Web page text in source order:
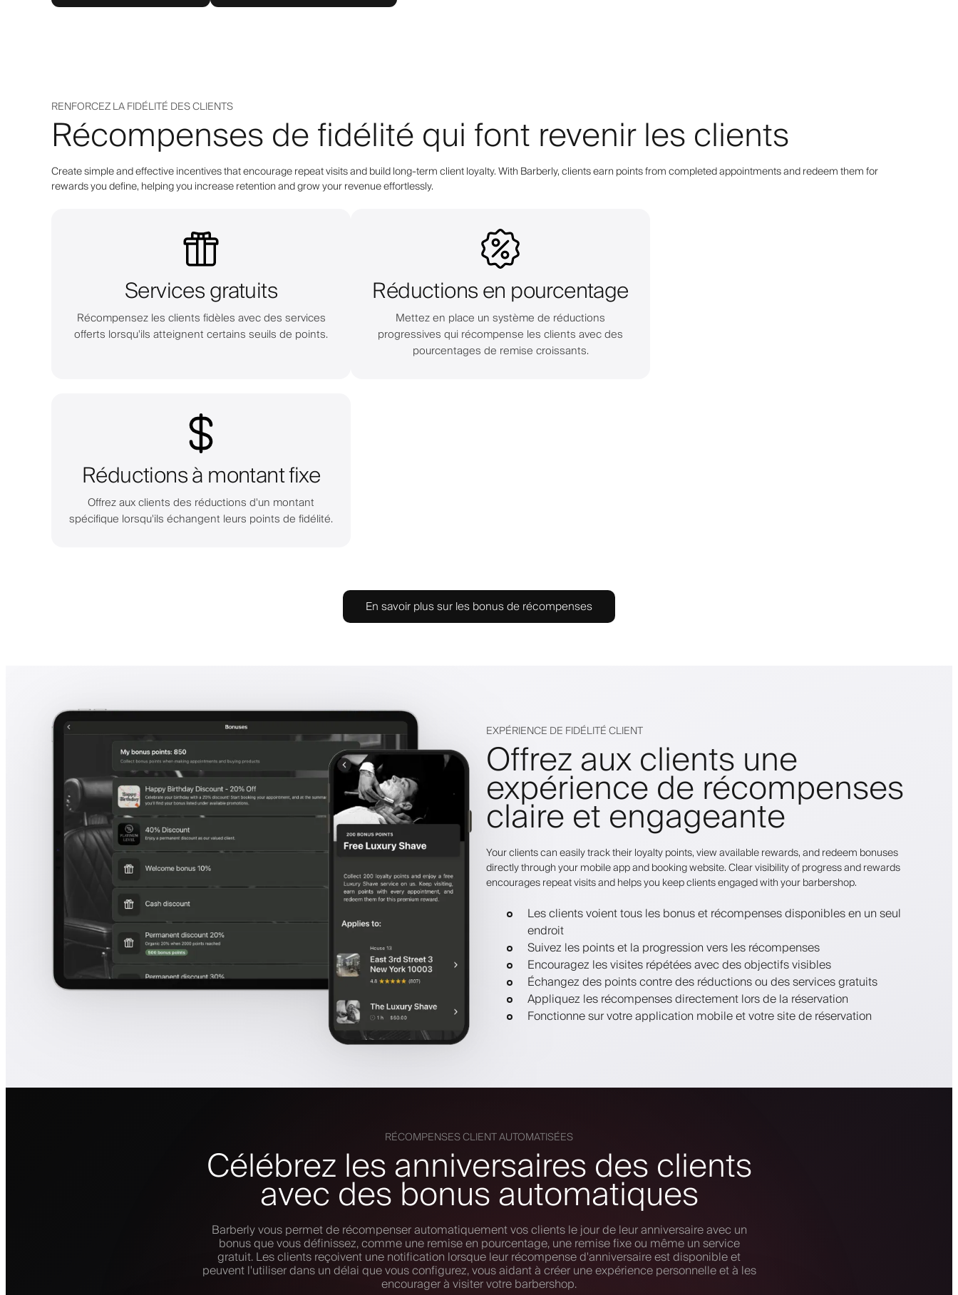
RENFORCEZ LA FIDÉLITÉ DES CLIENTS
Récompenses de fidélité qui font revenir les clients
Create simple and effective incentives that encourage repeat visits and build long-term client loyalty. With Barberly, clients earn points from completed appointments and redeem them for
rewards you define, helping you increase retention and grow your revenue effortlessly.
Services gratuits
Récompensez les clients fidèles avec des services
offerts lorsqu'ils atteignent certains seuils de points.
Réductions en pourcentage
Mettez en place un système de réductions
progressives qui récompense les clients avec des
pourcentages de remise croissants.
Réductions à montant fixe
Offrez aux clients des réductions d'un montant
spécifique lorsqu'ils échangent leurs points de fidélité.
En savoir plus sur les bonus de récompenses
EXPÉRIENCE DE FIDÉLITÉ CLIENT
Offrez aux clients une
expérience de récompenses
claire et engageante
Your clients can easily track their loyalty points, view available rewards, and redeem bonuses
directly through your mobile app and booking website. Clear visibility of progress and rewards
encourages repeat visits and helps you keep clients engaged with your barbershop.
Les clients voient tous les bonus et récompenses disponibles en un seul
endroit
Suivez les points et la progression vers les récompenses
Encouragez les visites répétées avec des objectifs visibles
Échangez des points contre des réductions ou des services gratuits
Appliquez les récompenses directement lors de la réservation
Fonctionne sur votre application mobile et votre site de réservation
RÉCOMPENSES CLIENT AUTOMATISÉES
Célébrez les anniversaires des clients
avec des bonus automatiques
Barberly vous permet de récompenser automatiquement vos clients le jour de leur anniversaire avec un
bonus que vous définissez, comme une remise en pourcentage, une remise fixe ou même un service
gratuit. Les clients reçoivent une notification lorsque leur récompense d'anniversaire est disponible et
peuvent l'utiliser dans un délai que vous configurez, vous aidant à créer une expérience personnelle et à les
encourager à visiter votre barbershop.